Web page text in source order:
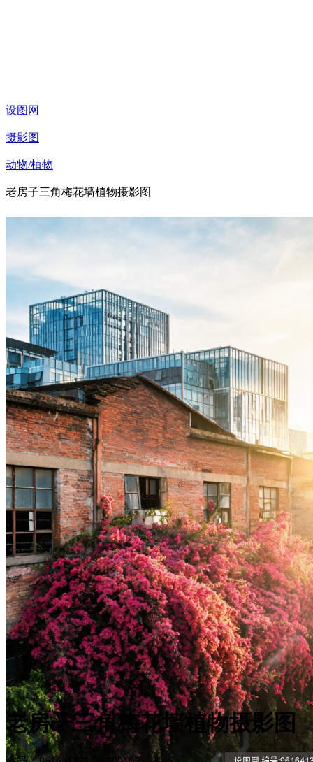
设图网
摄影图
动物/植物
老房子三角梅花墙植物摄影图
老房子三角梅花墙植物摄影图